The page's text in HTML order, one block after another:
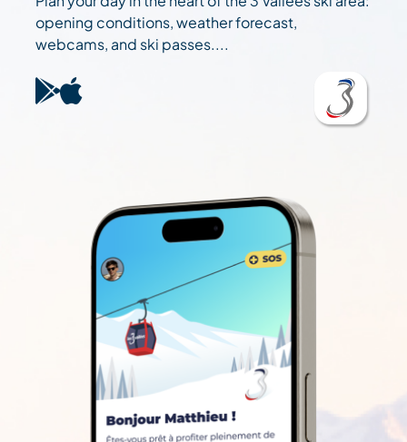
opening conditions, weather forecast,
webcams, and ski passes....